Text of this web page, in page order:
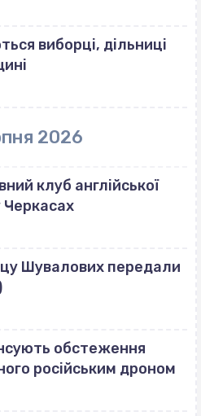
виборці, дільниці
2026
клуб англійської
Шувалових передали
обстеження
російським дроном